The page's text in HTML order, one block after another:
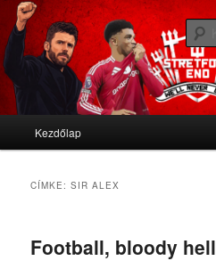
Stretford End
We'll never die
Tovább az elsődleges tartalomra
Tovább a másodlagos tartalomra
Kezdőlap
CÍMKE:SIR ALEX
Football, bloody hell